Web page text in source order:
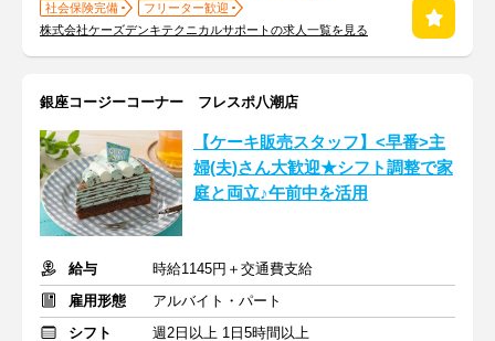
社会保険完備
フリーター歓迎
株式会社ケーズデンキテクニカルサポートの求人一覧を見る
銀座コージーコーナー フレスポ八潮店
【ケーキ販売スタッフ】<早番>主
婦(夫)さん大歓迎★シフト調整で家
庭と両立♪午前中を活用
給与
時給1145円＋交通費支給
雇用形態
アルバイト・パート
シフト
週2日以上 1日5時間以上